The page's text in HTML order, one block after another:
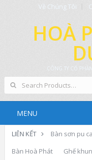
Về Chúng Tôi
HOÀ
CÔNG TY CỔ
MENU
LIÊN KẾT Bàn sơn pu
Bàn Hoà Phát
Ghế